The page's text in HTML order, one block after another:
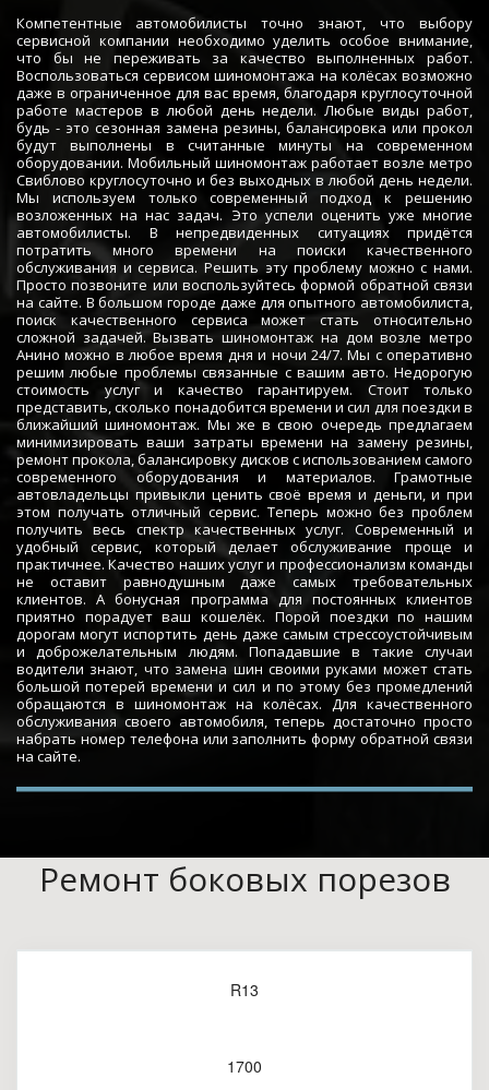
Компетентные автомобилисты точно знают, что выбору
сервисной компании необходимо уделить особое внимание,
что бы не переживать за качество выполненных работ.
Воспользоваться сервисом шиномонтажа на колёсах возможно
даже в ограниченное для вас время, благодаря круглосуточной
работе мастеров в любой день недели. Любые виды работ,
будь - это сезонная замена резины, балансировка или прокол
будут выполнены в считанные минуты на современном
оборудовании. Мобильный шиномонтаж работает возле метро
Свиблово круглосуточно и без выходных в любой день недели.
Мы используем только современный подход к решению
возложенных на нас задач. Это успели оценить уже многие
автомобилисты. В непредвиденных ситуациях придётся
потратить много времени на поиски качественного
обслуживания и сервиса. Решить эту проблему можно с нами.
Просто позвоните или воспользуйтесь формой обратной связи
на сайте. В большом городе даже для опытного автомобилиста,
поиск качественного сервиса может стать относительно
сложной задачей. Вызвать шиномонтаж на дом возле метро
Анино можно в любое время дня и ночи 24/7. Мы с оперативно
решим любые проблемы связанные с вашим авто. Недорогую
стоимость услуг и качество гарантируем. Стоит только
представить, сколько понадобится времени и сил для поездки в
ближайший шиномонтаж. Мы же в свою очередь предлагаем
минимизировать ваши затраты времени на замену резины,
ремонт прокола, балансировку дисков с использованием самого
современного оборудования и материалов. Грамотные
автовладельцы привыкли ценить своё время и деньги, и при
этом получать отличный сервис. Теперь можно без проблем
получить весь спектр качественных услуг. Современный и
удобный сервис, который делает обслуживание проще и
практичнее. Качество наших услуг и профессионализм команды
не оставит равнодушным даже самых требовательных
клиентов. А бонусная программа для постоянных клиентов
приятно порадует ваш кошелёк. Порой поездки по нашим
дорогам могут испортить день даже самым стрессоустойчивым
и доброжелательным людям. Попадавшие в такие случаи
водители знают, что замена шин своими руками может стать
большой потерей времени и сил и по этому без промедлений
обращаются в шиномонтаж на колёсах. Для качественного
обслуживания своего автомобиля, теперь достаточно просто
набрать номер телефона или заполнить форму обратной связи
на сайте.
Ремонт боковых порезов
R13
1700